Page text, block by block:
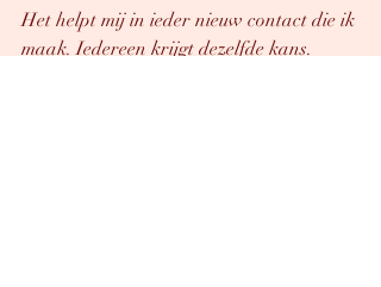
Het helpt mij in ieder nieuw contact die ik
maak. Iedereen krijgt dezelfde kans.